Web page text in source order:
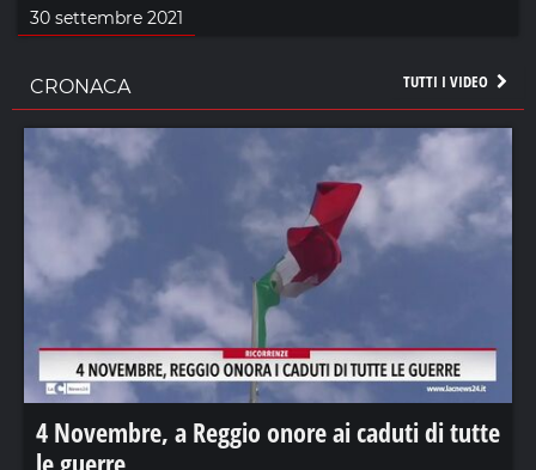
30 settembre 2021
TUTTI I VIDEO
CRONACA
4 Novembre, a Reggio onore ai caduti di tutte